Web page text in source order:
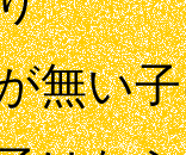
無い